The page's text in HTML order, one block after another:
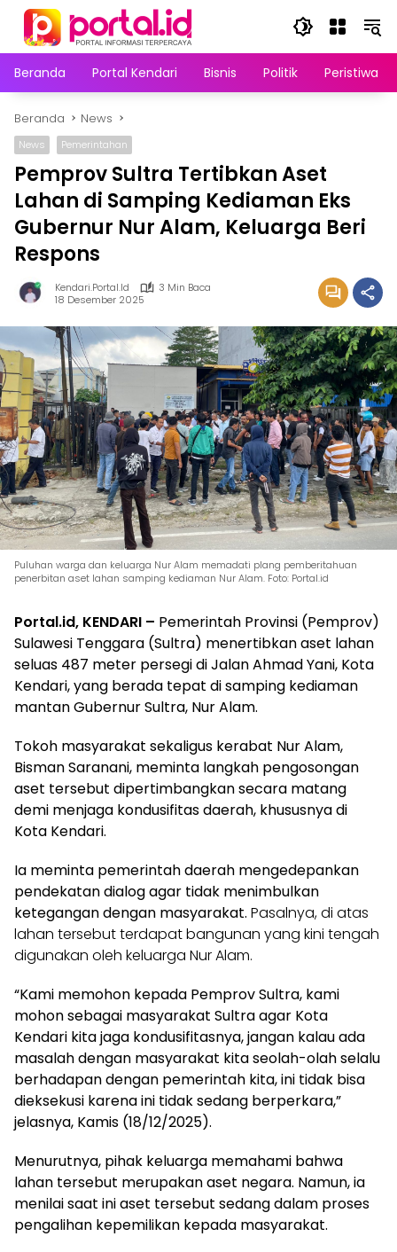
Langsung
konten
Beranda
Portal Kendari Bisnis Politik Peristiwa
Beranda News
News Pemerintahan
Pemprov Sultra Tertibkan Aset
Lahan di Samping Kediaman Eks
Gubernur Nur Alam, Keluarga Beri
Respons
Kendari.portal.id
3 Min Baca
18 Desember 2025
Puluhan warga dan keluarga Nur Alam memadati plang pemberitahuan
penerbitan aset lahan samping kediaman Nur Alam. Foto: Portal.id
Portal.id, KENDARI – Pemerintah Provinsi (Pemprov)
Sulawesi Tenggara (Sultra) menertibkan aset lahan
seluas 487 meter persegi di Jalan Ahmad Yani, Kota
Kendari, yang berada tepat di samping kediaman
mantan Gubernur Sultra, Nur Alam.
Tokoh masyarakat sekaligus kerabat Nur Alam,
Bisman Saranani, meminta langkah pengosongan
aset tersebut dipertimbangkan secara matang
demi menjaga kondusifitas daerah, khususnya di
Kota Kendari.
Ia meminta pemerintah daerah mengedepankan
pendekatan dialog agar tidak menimbulkan
ketegangan dengan masyarakat. Pasalnya, di atas
lahan tersebut terdapat bangunan yang kini tengah
digunakan oleh keluarga Nur Alam.
“Kami memohon kepada Pemprov Sultra, kami
mohon sebagai masyarakat Sultra agar Kota
Kendari kita jaga kondusifitasnya, jangan kalau ada
masalah dengan masyarakat kita seolah-olah selalu
berhadapan dengan pemerintah kita, ini tidak bisa
dieksekusi karena ini tidak sedang berperkara,”
jelasnya, Kamis (18/12/2025).
Menurutnya, pihak keluarga memahami bahwa
lahan tersebut merupakan aset negara. Namun, ia
menilai saat ini aset tersebut sedang dalam proses
pengalihan kepemilikan kepada masyarakat.